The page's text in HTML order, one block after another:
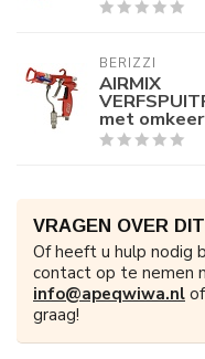
BERIZZI
AIRMIX
met
VRAGEN OVER
Of heeft u hulp nodig
contact op te nemen
info@apeqwiwa.nl of
graag!